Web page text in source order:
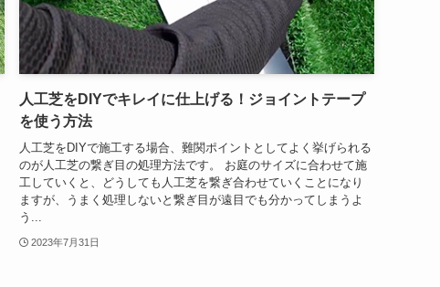
人工芝をDIYでキレイに仕上げる！ジョイントテープ
を使う方法
人工芝をDIYで施工する場合、難関ポイントとしてよく挙げられる
のが人工芝の繋ぎ目の処理方法です。 お庭のサイズに合わせて施
工していくと、どうしても人工芝を繋ぎ合わせていくことになり
ますが、うまく処理しないと繋ぎ目が遠目でも分かってしまうよ
う...
2023年7月31日